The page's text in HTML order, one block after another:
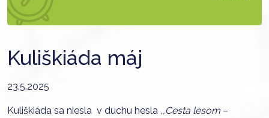
Kuliškiáda máj
23.5.2025
Kuliškiáda sa niesla v duchu hesla ,,Cesta lesom –